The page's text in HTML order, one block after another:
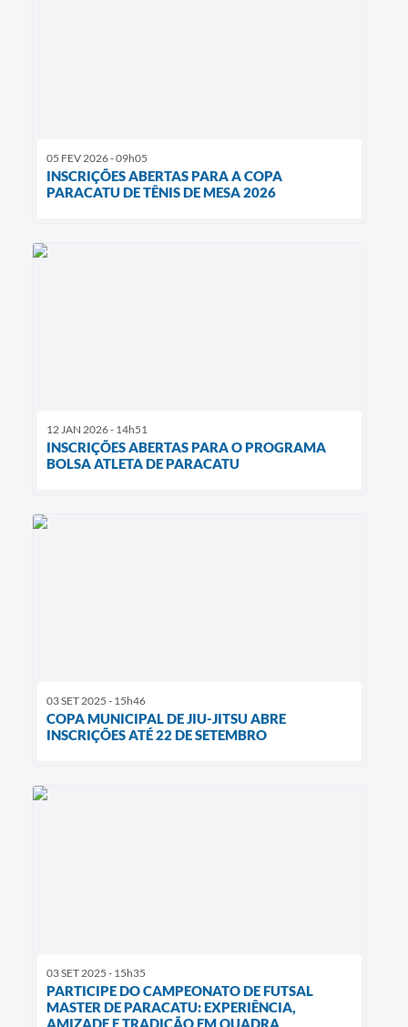
05 FEV 2026 - 09h05
INSCRIÇÕES ABERTAS PARA A COPA
PARACATU DE TÊNIS DE MESA 2026
12 JAN 2026 - 14h51
INSCRIÇÕES ABERTAS PARA O PROGRAMA
BOLSA ATLETA DE PARACATU
03 SET 2025 - 15h46
COPA MUNICIPAL DE JIU-JITSU ABRE
INSCRIÇÕES ATÉ 22 DE SETEMBRO
03 SET 2025 - 15h35
PARTICIPE DO CAMPEONATO DE FUTSAL
MASTER DE PARACATU: EXPERIÊNCIA,
AMIZADE E TRADIÇÃO EM QUADRA